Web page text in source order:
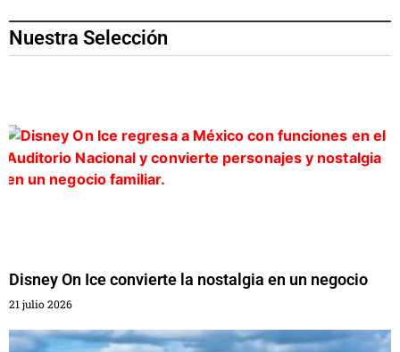
Nuestra Selección
Disney On Ice convierte la nostalgia en un negocio
21 julio 2026